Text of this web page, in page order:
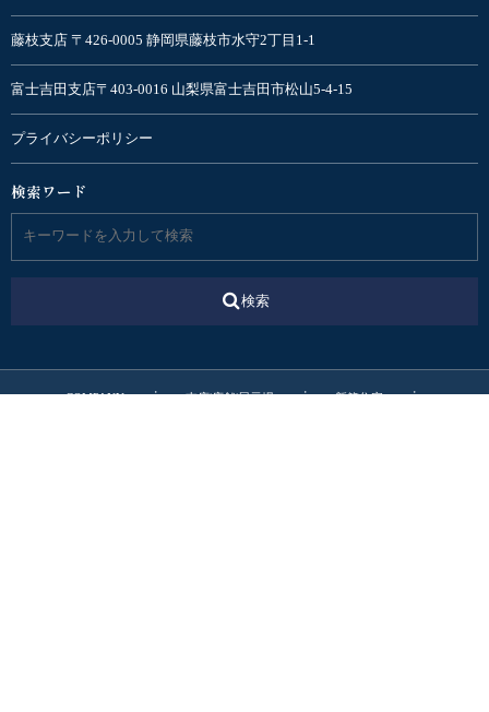
藤枝支店 〒426-0005 静岡県藤枝市水守2丁目1-1
富士吉田支店〒403-0016 山梨県富士吉田市松山5-4-15
プライバシーポリシー
検索ワード
検索
COMPANY 支店|店舗|展示場 新築住宅